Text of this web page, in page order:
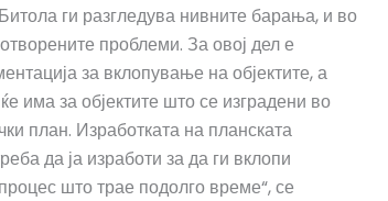
ги разгледува нивните барања, и во
проблеми. За овој дел е
за вклопување на објектите, а
има за објектите што се изградени во
план. Изработката на планската
да ја изработи за да ги вклопи
што трае подолго време“, се